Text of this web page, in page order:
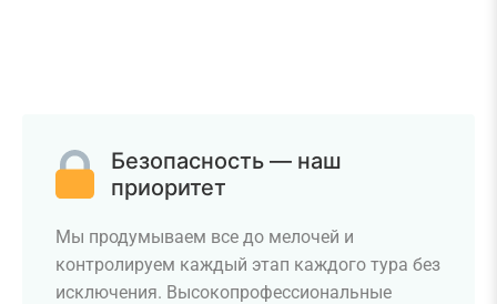
Безопасность — наш
приоритет
Мы продумываем все до мелочей и
контролируем каждый этап каждого тура без
исключения. Высокопрофессиональные